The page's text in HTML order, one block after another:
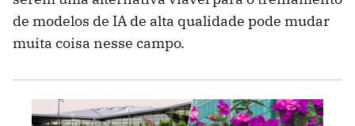
de modelos de IA de alta qualidade pode mudar
muita coisa nesse campo.